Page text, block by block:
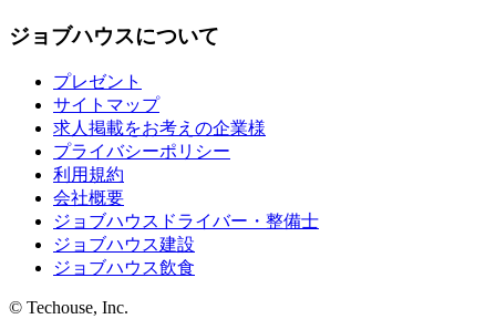
ジョブハウスについて
プレゼント
サイトマップ
求人掲載をお考えの企業様
プライバシーポリシー
利用規約
会社概要
ジョブハウスドライバー・整備士
ジョブハウス建設
ジョブハウス飲食
© Techouse, Inc.